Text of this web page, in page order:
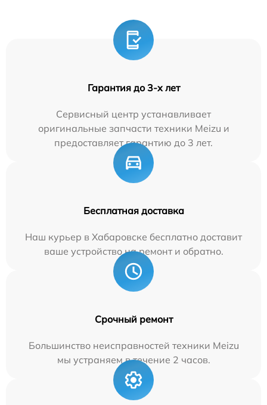
Гарантия до 3-х лет
Сервисный центр устанавливает
оригинальные запчасти техники Meizu и
предоставляет гарантию до 3 лет.
Бесплатная доставка
Наш курьер в Хабаровске бесплатно доставит
ваше устройство на ремонт и обратно.
Срочный ремонт
Большинство неисправностей техники Meizu
мы устраняем в течение 2 часов.